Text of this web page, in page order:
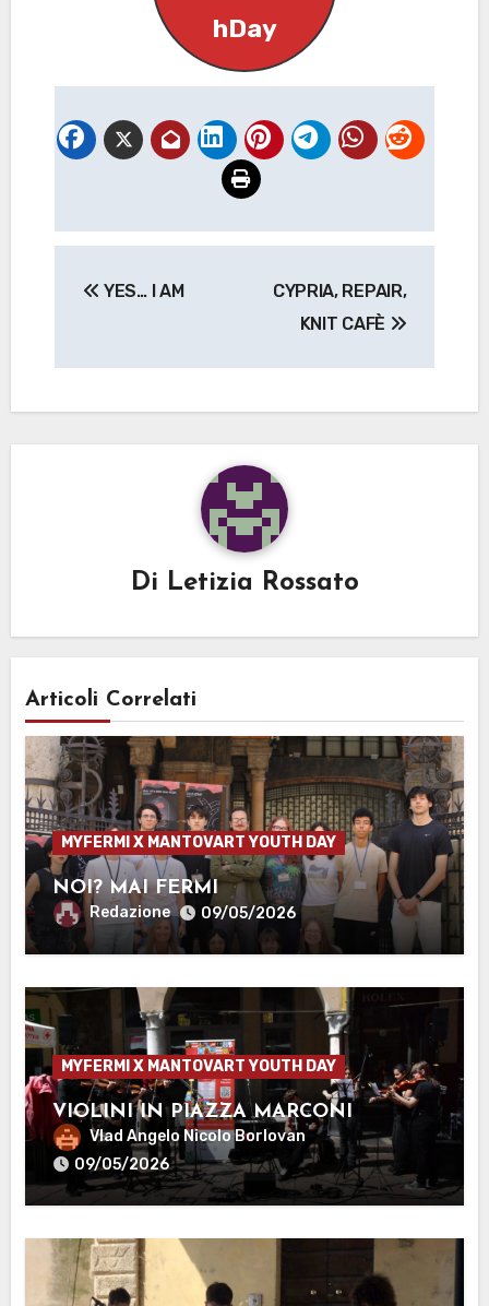
hDay
YES… I AM
CYPRIA, REPAIR,
KNIT CAFÈ
Di Letizia Rossato
Articoli Correlati
MYFERMI X MANTOVART YOUTH DAY
NOI? MAI FERMI
Redazione 09/05/2026
MYFERMI X MANTOVART YOUTH DAY
VIOLINI IN PIAZZA MARCONI
Vlad Angelo Nicolo Borlovan
09/05/2026